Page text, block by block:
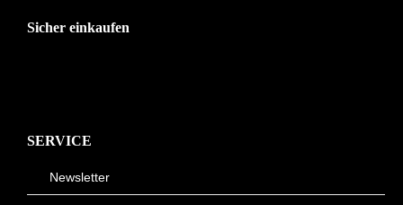
Sicher einkaufen
SERVICE
Newsletter